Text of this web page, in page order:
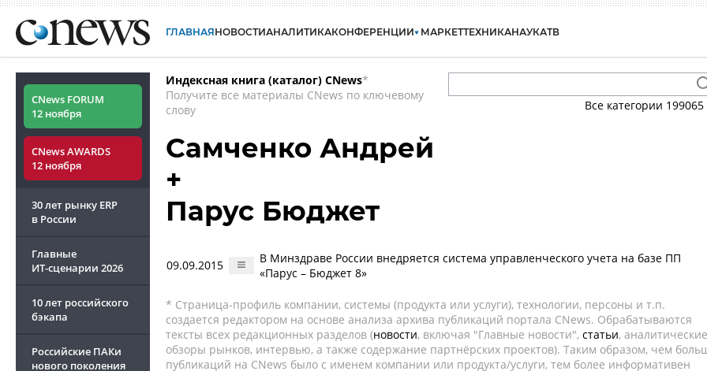
ГЛАВНАЯНОВОСТИАНАЛИТИКАКОНФЕРЕНЦИИ МАРКЕТТЕХНИКАНАУКАТВ
CNews FORUM
12 ноября
CNews AWARDS
12 ноября
30 лет рынку ERP
в России
Главные
ИТ-сценарии 2026
10 лет российского
бэкапа
Российские ПАКи
нового поколения
Индексная книга (каталог) CNews*
Получите все материалы CNews по ключевому
слову
Все категории 199065
Самченко Андрей
+
Парус Бюджет
09.09.2015
В Минздраве России внедряется система управленческого учета на базе ПП
«Парус – Бюджет 8»
* Страница-профиль компании, системы (продукта или услуги), технологии, персоны и т.п.
создается редактором на основе анализа архива публикаций портала CNews. Обрабатываются
тексты всех редакционных разделов (новости, включая "Главные новости", статьи, аналитические
обзоры рынков, интервью, а также содержание партнёрских проектов). Таким образом, чем
публикаций на CNews было с именем компании или продукта/услуги, тем более информативен